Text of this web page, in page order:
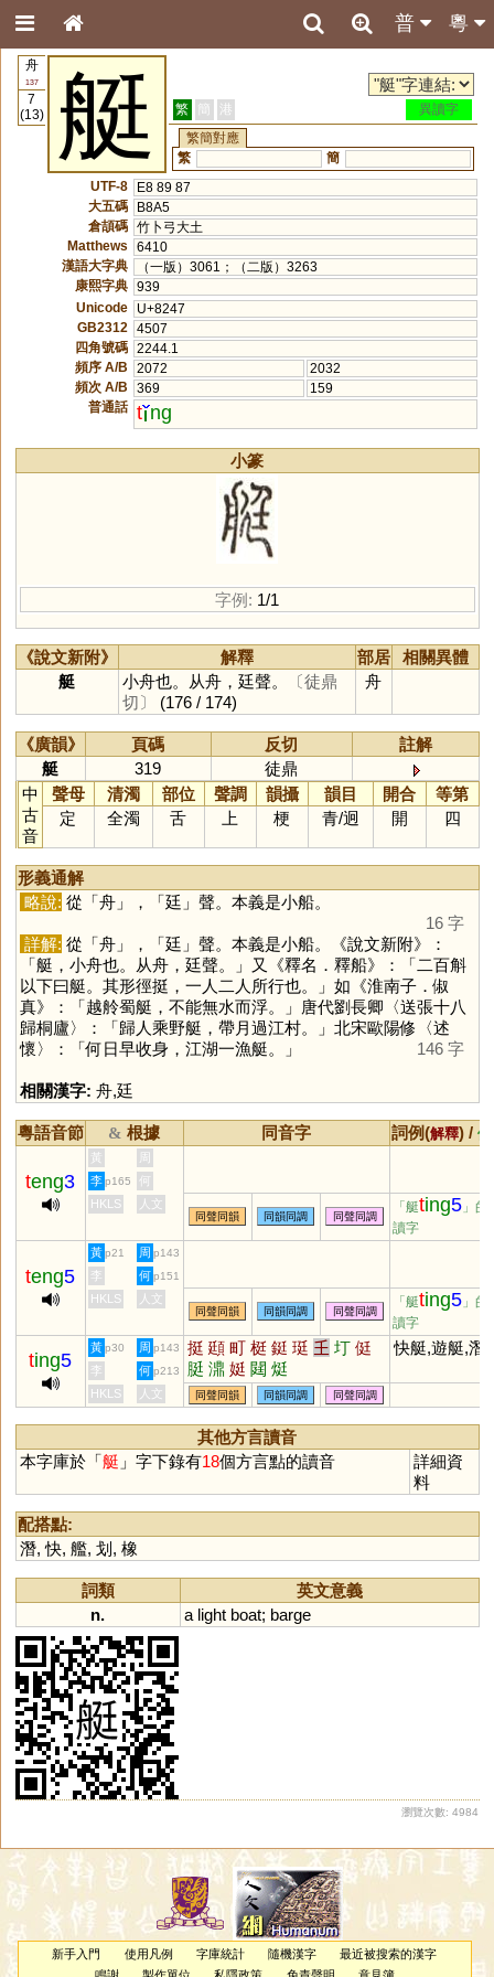
粵
普
舟
137
7
(13)
艇 繁 簡 港
異讀字
繁簡對應
繁
簡
UTF-8
E8 89 87
大五碼
B8A5
倉頡碼 竹卜弓大土
Matthews
6410
漢語大字典
（一版）3061；（二版）3263
康熙字典 939
Unicode
U+8247
GB2312
4507
四角號碼 2244.1
頻序 A/B
2072
2032
頻次 A/B
369
159
普通話 t ng
小篆
字例: 1/1
《說文新附》 解釋 部居
相關異體
艇
小舟也。从舟，廷聲。
〔徒鼎
切〕
(176 / 174)
舟
《廣韻》 頁碼 反切
註解
艇
319
徒鼎
中
古
音
聲母 清濁 部位 聲調 韻攝 韻目 開合
等第
定
全濁 舌 上 梗 青/迥 開 四
形義通解
略說: 從「舟」，「廷 」聲。本義是小船。
16 字
詳解: 從「舟」，「廷 」聲。本義是小船。《說文新附》：
「艇，小舟也。从舟，廷聲。」又《釋名．釋船》：「二百斛
以下曰艇。其形徑挺，一人二人所行也。」如《淮南子．俶
真》：「越舲蜀艇，不能無水而浮。」唐代劉長卿〈送張十八
歸桐廬〉：「歸人乘野艇，帶月過江村。」北宋歐陽修〈述
懷〉：「何日早收身，江湖一漁艇。」
146 字
相關漢字: 舟,廷
粵語音節 & 根據 同音字 詞例(解釋) /
teng3
黃
周
李 p165
何
HKLS
人文
同聲同韻 同韻同調 同聲同調
「艇ting5 」的
讀字
teng5
黃 p21 周 p143
李 何 p151
HKLS 人文
同聲同韻 同韻同調 同聲同調
「艇ting5 」的
讀字
ting5
黃 p30 周 p143 挺 頲 町 梃 鋌 珽 𡈼 圢 侹
脡 濎 娗 閮 烶
快艇,遊艇,潛
李 何 p213
HKLS 人文 同聲同韻 同韻同調 同聲同調
其他方言讀音
本字庫於「艇 」字下錄有18個方言點的讀音
詳細資
料
配搭點:
潛,快, 艦, 划, 橡
詞類
英文意義
n.
a light boat; barge
瀏覽次數: 4984
新手入門 使用凡例 字庫統計 隨機漢字
最近被搜索的漢字